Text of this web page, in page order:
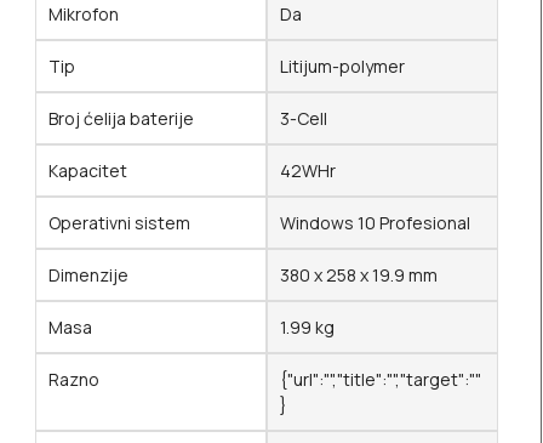
Mikrofon Da
Tip Litijum-polymer
Broj ćelija baterije 3-Cell
Kapacitet 42WHr
Operativni sistem Windows 10 Profesional
Dimenzije 380 x 258 x 19.9 mm
Masa 1.99 kg
Razno
{"url":"","title":"","target":""
}